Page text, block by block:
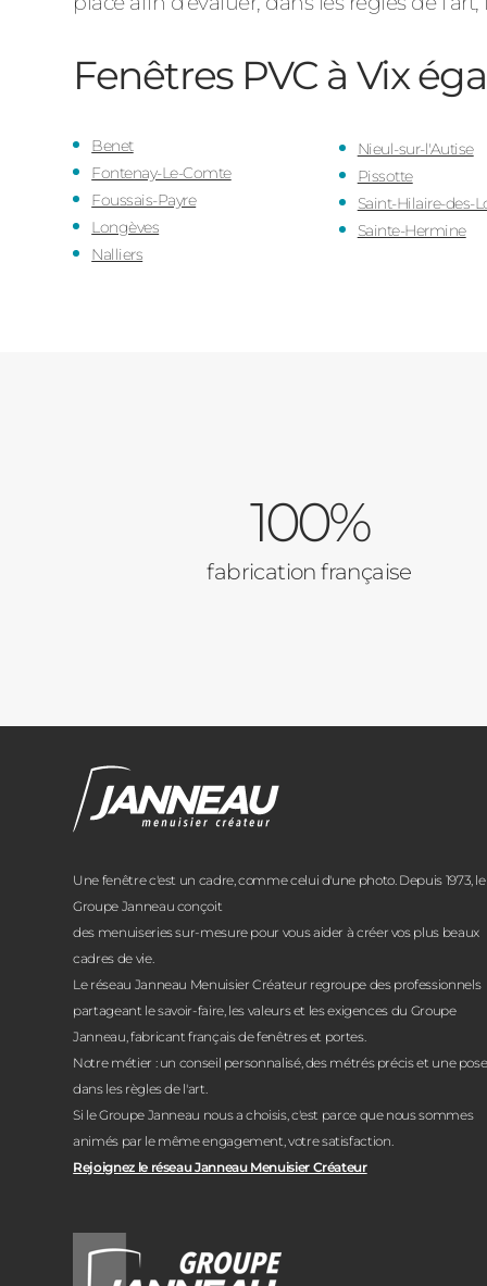
Fenêtres PVC à Vix
Benet
Fontenay-Le-Comte
Foussais-Payre
Longèves
Nalliers
Nieul-sur-l'Autise
Pissotte
Saint-Hilaire-des-
Sainte-Hermine
100%
fabrication française
Une fenêtre c'est un cadre, comme celui d'une photo. Depuis 1973, le
Groupe Janneau conçoit
des menuiseries sur-mesure pour vous aider à créer vos plus beaux
cadres de vie.
Le réseau Janneau Menuisier Créateur regroupe des professionnels
partageant le savoir-faire, les valeurs et les exigences du Groupe
Janneau, fabricant français de fenêtres et portes.
Notre métier : un conseil personnalisé, des métrés précis et une pose
dans les règles de l'art.
Si le Groupe Janneau nous a choisis, c'est parce que nous sommes
animés par le même engagement, votre satisfaction.
Rejoignez le réseau Janneau Menuisier Créateur
Janneau Menuisier Créateur
Note moyenne :
4.6/5